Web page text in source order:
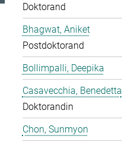
Doktorand
Bhagwat, Aniket
Postdoktorand
Bollimpalli, Deepika
Casavecchia, Benedetta
Doktorandin
Chon, Sunmyon